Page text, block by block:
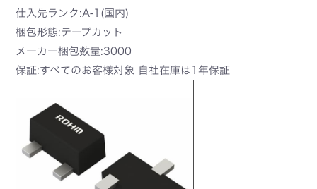
仕入先ランク:A-1(国内)
梱包形態:テープカット
メーカー梱包数量:3000
保証:すべてのお客様対象 自社在庫は1年保証